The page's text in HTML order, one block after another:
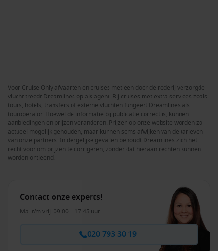
Voor Cruise Only afvaarten en cruises met een door de rederij verzorgde
vlucht treedt Dreamlines op als agent. Bij cruises met extra services zoals
tours, hotels, transfers of externe vluchten fungeert Dreamlines als
touroperator. Hoewel de informatie bij publicatie correct is, kunnen
aanbiedingen en prijzen veranderen. Prijzen op onze website worden zo
actueel mogelijk gehouden, maar kunnen soms afwijken van de tarieven
van onze partners. In dergelijke gevallen behoudt Dreamlines zich het
recht voor om prijzen te corrigeren, zonder dat hieraan rechten kunnen
worden ontleend.
Contact onze experts!
Ma. t/m vrij. 09:00 – 17:45 uur
020 793 30 19